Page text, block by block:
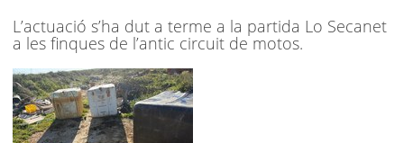
SEU ELECTRÒNICA
BELL-LLOC SOLUCIONA
L’actuació s’ha dut a terme a la partida Lo Secanet
a les finques de l’antic circuit de motos.